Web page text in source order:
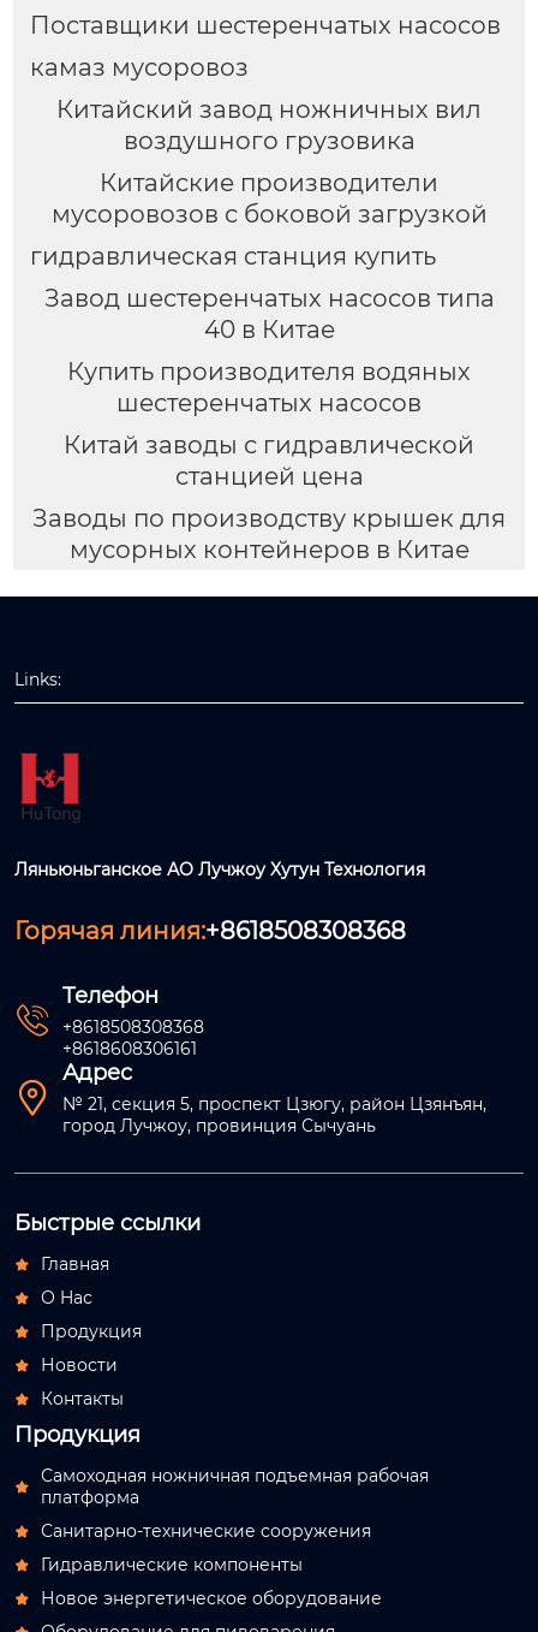
Поставщики шестеренчатых насосов
камаз мусоровоз
Китайский завод ножничных вил
воздушного грузовика
Китайские производители
мусоровозов с боковой загрузкой
гидравлическая станция купить
Завод шестеренчатых насосов типа
40 в Китае
Купить производителя водяных
шестеренчатых насосов
Китай заводы с гидравлической
станцией цена
Заводы по производству крышек для
мусорных контейнеров в Китае
Links:
Ляньюньганское АО Лучжоу Хутун Технология
Горячая линия:+8618508308368

Телефон
+8618508308368
+8618608306161

Адрес
№ 21, секция 5, проспект Цзюгу, район Цзянъян,
город Лучжоу, провинция Сычуань
Быстрые ссылки
 Главная
 О Hас
 Продукция
 Новости
 Контакты
Продукция

Самоходная ножничная подъемная рабочая
платформа
 Санитарно-технические сооружения
 Гидравлические компоненты
 Новое энергетическое оборудование